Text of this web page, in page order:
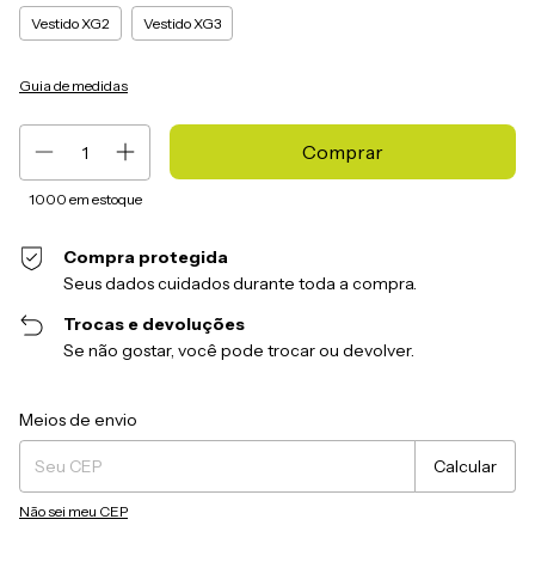
Vestido XG2 Vestido XG3
Guia de medidas
1000 em estoque
Compra protegida
Seus dados cuidados durante toda a compra.
Trocas e devoluções
Se não gostar, você pode trocar ou devolver.
Entregas para o CEP:
Meios de envio
Calcular
Não sei meu CEP